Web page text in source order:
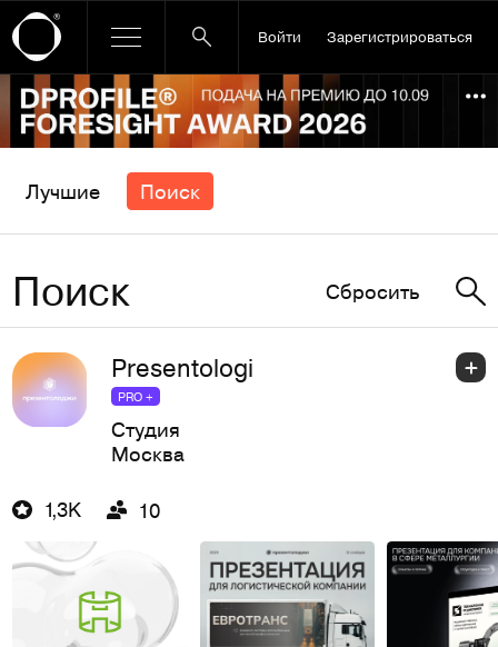
Войти Зарегистрироваться
Ссылка баннера
Лучшие Поиск
Поиск Сбросить
Presentologi
PRO +
Студия
Москва
1,3K 10